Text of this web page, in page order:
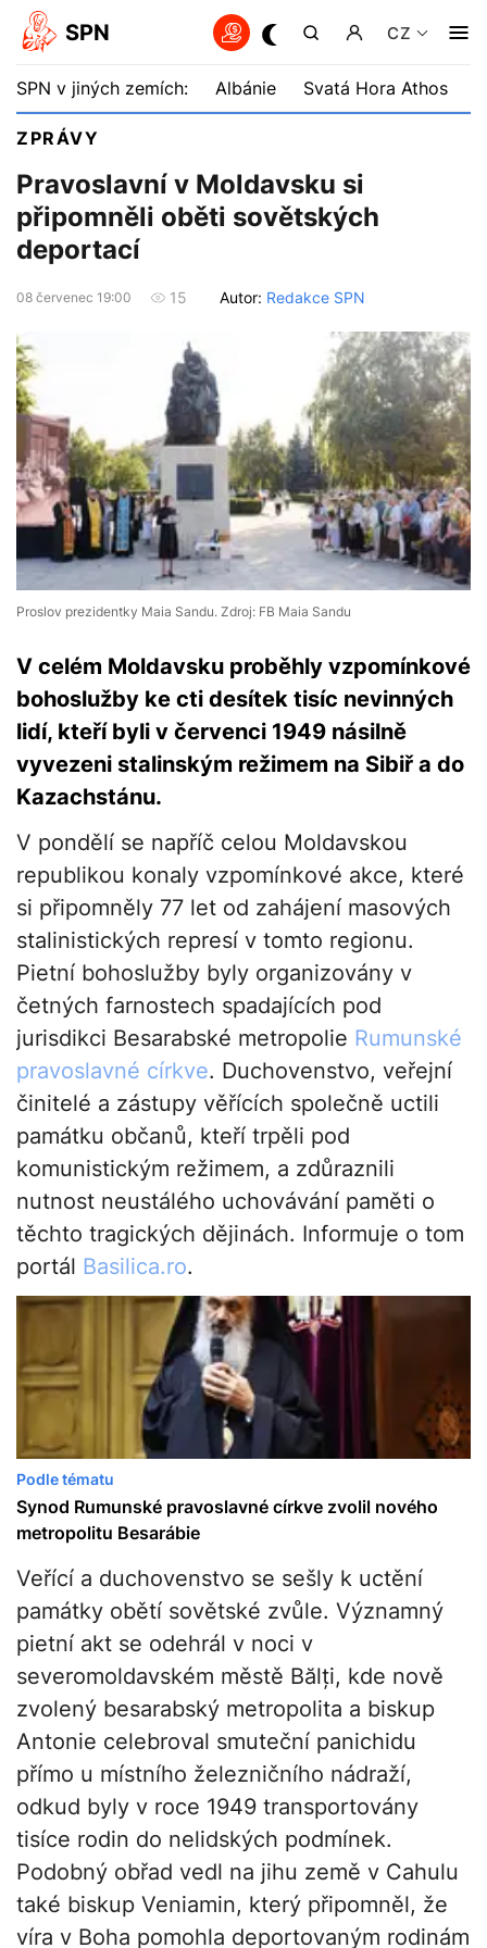
SPN CZ
SPN v jiných zemích: Albánie Svatá Hora Athos
ZPRÁVY
Pravoslavní v Moldavsku si
připomněli oběti sovětských
deportací
08 červenec 19:00 15 Autor: Redakce SPN
Proslov prezidentky Maia Sandu. Zdroj: FB Maia Sandu
V celém Moldavsku proběhly vzpomínkové
bohoslužby ke cti desítek tisíc nevinných
lidí, kteří byli v červenci 1949 násilně
vyvezeni stalinským režimem na Sibiř a do
Kazachstánu.
V pondělí se napříč celou Moldavskou
republikou konaly vzpomínkové akce, které
si připomněly 77 let od zahájení masových
stalinistických represí v tomto regionu.
Pietní bohoslužby byly organizovány v
četných farnostech spadajících pod
jurisdikci Besarabské metropolie Rumunské
pravoslavné církve. Duchovenstvo, veřejní
činitelé a zástupy věřících společně uctili
památku občanů, kteří trpěli pod
komunistickým režimem, a zdůraznili
nutnost neustálého uchovávání paměti o
těchto tragických dějinách. Informuje o tom
portál Basilica.ro.
Podle tématu
Synod Rumunské pravoslavné církve zvolil nového
metropolitu Besarábie
Veřící a duchovenstvo se sešly k uctění
památky obětí sovětské zvůle. Významný
pietní akt se odehrál v noci v
severomoldavském městě Bălți, kde nově
zvolený besarabský metropolita a biskup
Antonie celebroval smuteční panichidu
přímo u místního železničního nádraží,
odkud byly v roce 1949 transportovány
tisíce rodin do nelidských podmínek.
Podobný obřad vedl na jihu země v Cahulu
také biskup Veniamin, který připomněl, že
víra v Boha pomohla deportovaným rodinám